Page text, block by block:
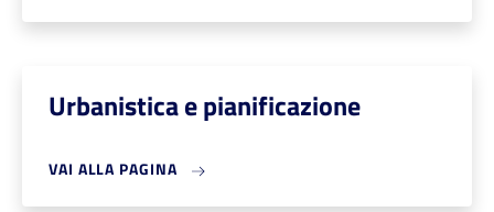
Urbanistica e pianificazione
VAI ALLA PAGINA